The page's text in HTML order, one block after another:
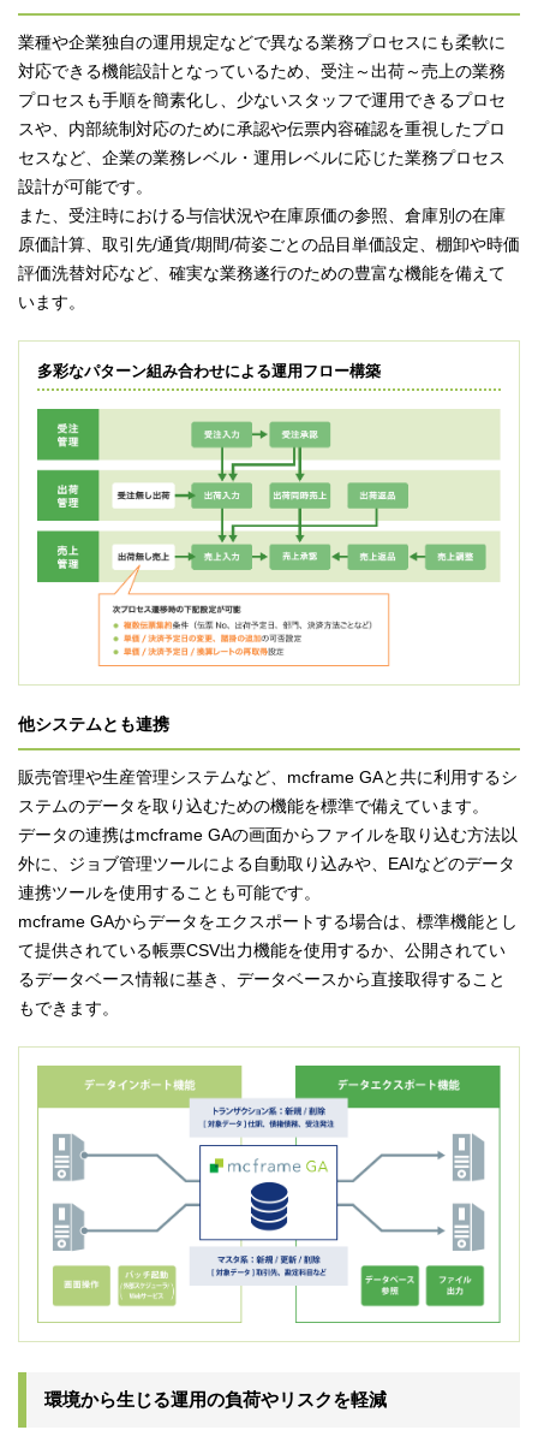
業種や企業独自の運用規定などで異なる業務プロセスにも柔軟に
対応できる機能設計となっているため、受注～出荷～売上の業務
プロセスも手順を簡素化し、少ないスタッフで運用できるプロセ
スや、内部統制対応のために承認や伝票内容確認を重視したプロ
セスなど、企業の業務レベル・運用レベルに応じた業務プロセス
設計が可能です。
また、受注時における与信状況や在庫原価の参照、倉庫別の在庫
原価計算、取引先/通貨/期間/荷姿ごとの品目単価設定、棚卸や時価
評価洗替対応など、確実な業務遂行のための豊富な機能を備えて
います。
多彩なパターン組み合わせによる運用フロー構築
他システムとも連携
販売管理や生産管理システムなど、mcframe GAと共に利用するシ
ステムのデータを取り込むための機能を標準で備えています。
データの連携はmcframe GAの画面からファイルを取り込む方法以
外に、ジョブ管理ツールによる自動取り込みや、EAIなどのデータ
連携ツールを使用することも可能です。
mcframe GAからデータをエクスポートする場合は、標準機能とし
て提供されている帳票CSV出力機能を使用するか、公開されてい
るデータベース情報に基き、データベースから直接取得すること
もできます。
環境から生じる運用の負荷やリスクを軽減